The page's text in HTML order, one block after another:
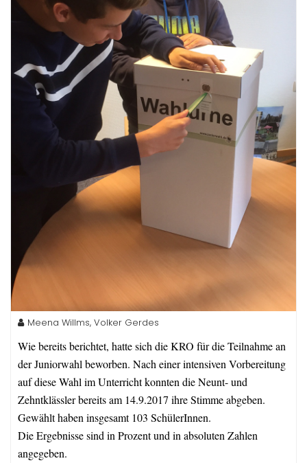
Meena Willms, Volker Gerdes
Wie bereits berichtet, hatte sich die KRO für die Teilnahme an
der Juniorwahl beworben. Nach einer intensiven Vorbereitung
auf diese Wahl im Unterricht konnten die Neunt- und
Zehntklässler bereits am 14.9.2017 ihre Stimme abgeben.
Gewählt haben insgesamt 103 SchülerInnen.
Die Ergebnisse sind in Prozent und in absoluten Zahlen
angegeben.